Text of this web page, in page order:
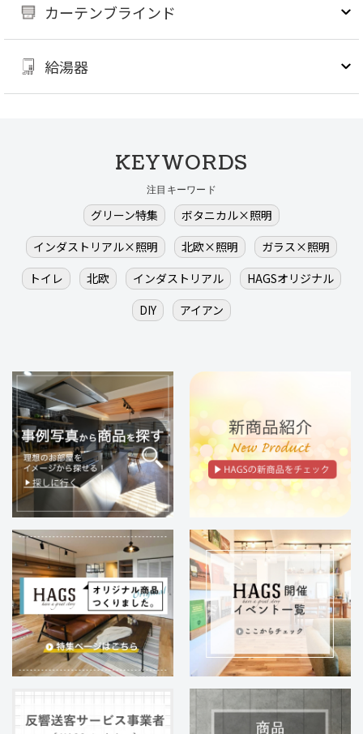
カーテンブラインド
給湯器
KEYWORDS
注目キーワード
グリーン特集
ボタニカル×照明
インダストリアル×照明
北欧×照明
ガラス×照明
トイレ
北欧 インダストリアル
HAGSオリジナル
DIY
アイアン